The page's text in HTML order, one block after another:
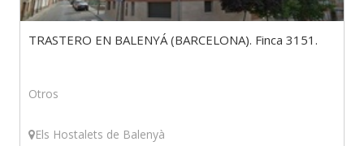
TRASTERO EN BALENYÁ (BARCELONA). Finca 3151.
Otros
Els Hostalets de Balenyà